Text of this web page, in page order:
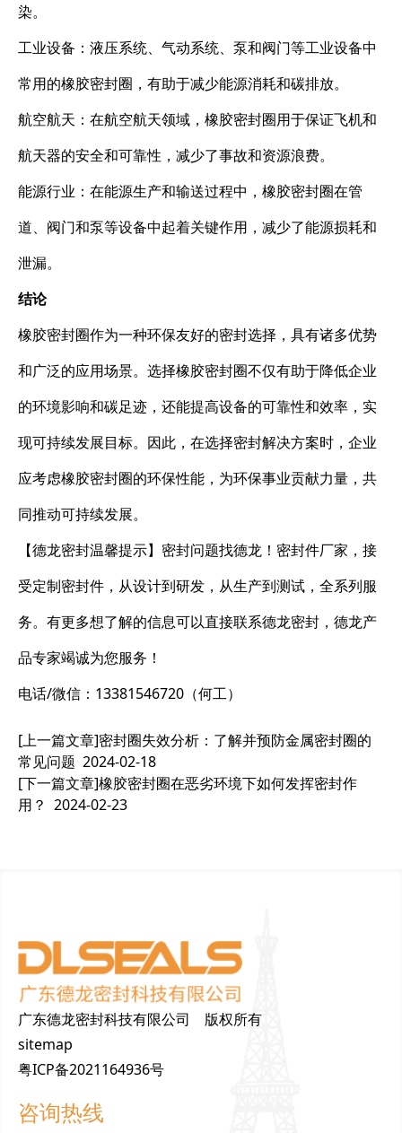
染。
工业设备：液压系统、气动系统、泵和阀门等工业设备中
常用的橡胶密封圈，有助于减少能源消耗和碳排放。
航空航天：在航空航天领域，橡胶密封圈用于保证飞机和
航天器的安全和可靠性，减少了事故和资源浪费。
能源行业：在能源生产和输送过程中，橡胶密封圈在管
道、阀门和泵等设备中起着关键作用，减少了能源损耗和
泄漏。
结论
橡胶密封圈作为一种环保友好的密封选择，具有诸多优势
和广泛的应用场景。选择橡胶密封圈不仅有助于降低企业
的环境影响和碳足迹，还能提高设备的可靠性和效率，实
现可持续发展目标。因此，在选择密封解决方案时，企业
应考虑橡胶密封圈的环保性能，为环保事业贡献力量，共
同推动可持续发展。
【德龙密封温馨提示】密封问题找德龙！密封件厂家，接
受定制密封件，从设计到研发，从生产到测试，全系列服
务。有更多想了解的信息可以直接联系德龙密封，德龙产
品专家竭诚为您服务！
电话/微信：13381546720（何工）
[上一篇文章]密封圈失效分析：了解并预防金属密封圈的
常见问题 2024-02-18
[下一篇文章]橡胶密封圈在恶劣环境下如何发挥密封作
用？ 2024-02-23
广东德龙密封科技有限公司 版权所有
sitemap
粤ICP备2021164936号
咨询热线